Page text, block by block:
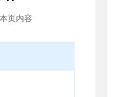
页内容